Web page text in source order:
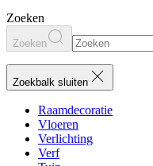
Zoeken
Zoeken
Zoekbalk sluiten
Raamdecoratie
Vloeren
Verlichting
Verf